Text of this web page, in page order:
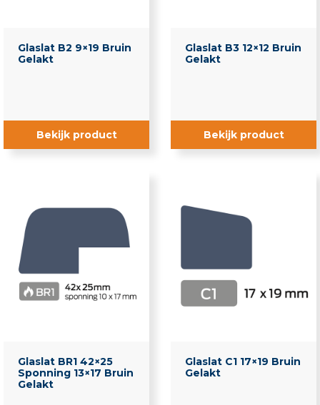
Glaslat B2 9×19 Bruin
Gelakt
Bekijk product
Glaslat B3 12×12 Bruin
Gelakt
Bekijk product
Glaslat BR1 42×25
Sponning 13×17 Bruin
Gelakt
Glaslat C1 17×19 Bruin
Gelakt